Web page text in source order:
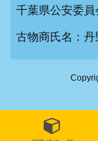
千葉県公安委
古物商氏名：丹